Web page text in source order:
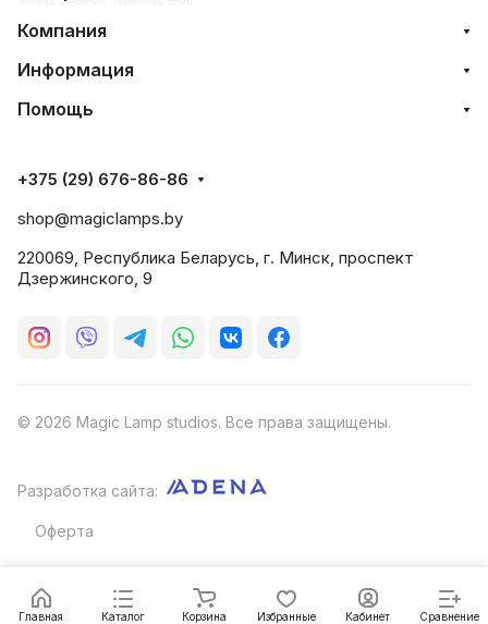
Главная Каталог Корзина Избранные Кабинет Сравнение
Компания
Информация
Помощь
+375 (29) 676-86-86
shop@magiclamps.by
220069, Республика Беларусь, г. Минск, проспект
Дзержинского, 9
© 2026 Magic Lamp studios. Все права защищены.
Разработка сайта:
Оферта